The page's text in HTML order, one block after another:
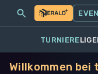
SPIEL·
TURNIERE
Willkommen